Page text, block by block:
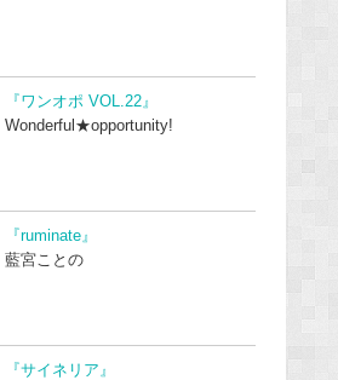
『ワンオポ VOL.22』
Wonderful★opportunity!
『ruminate』
藍宮ことの
『サイネリア』